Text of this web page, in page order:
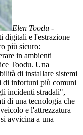
Elen Toodu -
digitali e l'estrazione
più sicuro:
in ambienti
Toodu. Una
di installare sistemi
di infortuni più comuni
incidenti stradali",
di una tecnologia che
e l'attrezzatura
avvicina a una